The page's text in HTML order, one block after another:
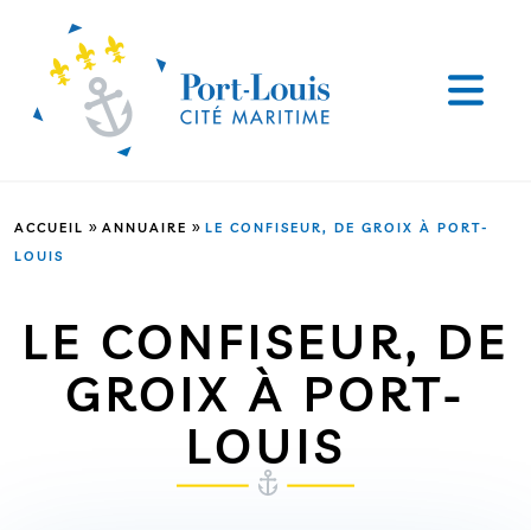
ACCUEIL » ANNUAIRE » LE CONFISEUR, DE GROIX À PORT-
LOUIS
LE CONFISEUR, DE
GROIX À PORT-
LOUIS